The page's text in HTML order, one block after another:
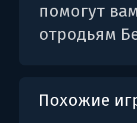
помогут
отродьям
Похожие